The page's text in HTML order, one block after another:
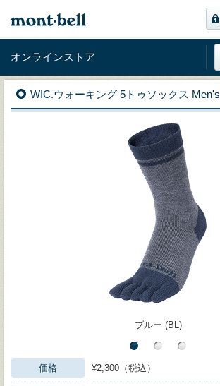
オンラインストア
WIC.ウォーキング 5トゥソックス Men's
ブルー (BL)
価格 ¥2,300（税込）